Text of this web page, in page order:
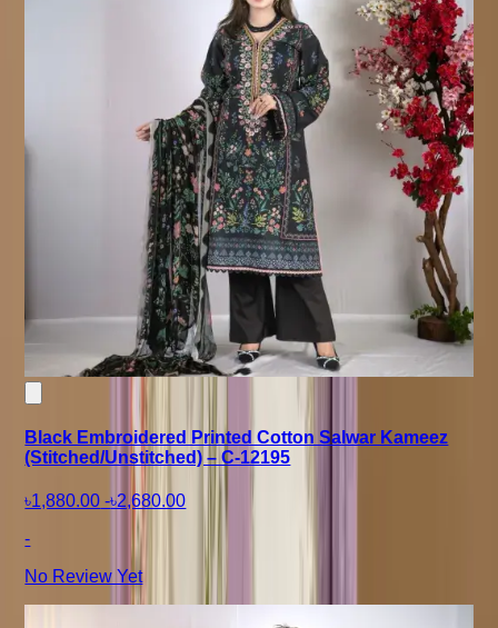
Black Embroidered Printed Cotton Salwar Kameez
(Stitched/Unstitched) – C-12195
৳1,880.00 -৳2,680.00
-
No Review Yet